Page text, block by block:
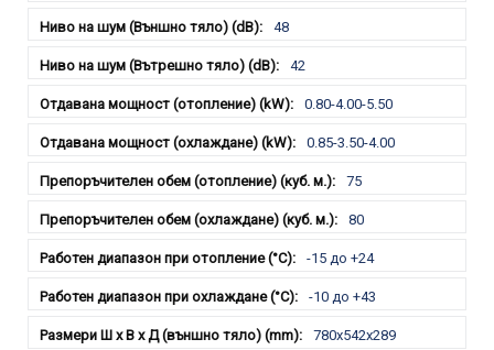
48
42
0.80-4.00-5.50
0.85-3.50-4.00
75
80
-15 до +24
-10 до +43
780х542х289